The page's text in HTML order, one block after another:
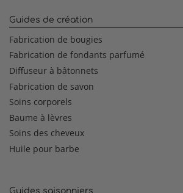
Guides de création
Fabrication de bougies
Fabrication de fondants parfumé
Diffuseur à bâtonnets
Fabrication de savon
Soins corporels
Baume à lèvres
Soins des cheveux
Huile pour barbe
Guides saisonniers